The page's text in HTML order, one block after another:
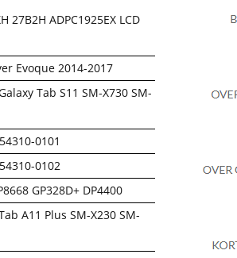
27B2H ADPC1925EX LCD
Evoque 2014-2017
Tab S11 SM-X730 SM-
0101
0102
GP328D+ DP4400
A11 Plus SM-X230 SM-